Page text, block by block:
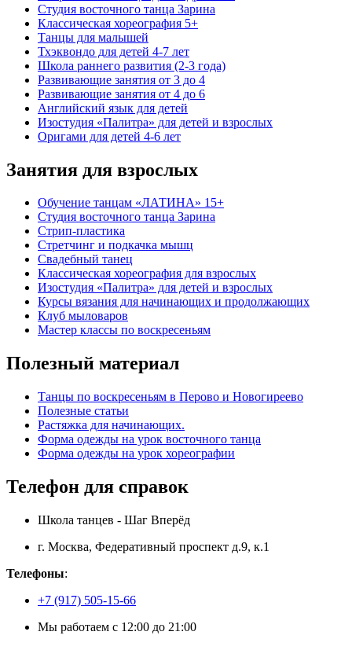
Студия восточного танца Зарина
Классическая хореография 5+
Танцы для малышей
Тхэквондо для детей 4-7 лет
Школа раннего развития (2-3 года)
Развивающие занятия от 3 до 4
Развивающие занятия от 4 до 6
Английский язык для детей
Изостудия «Палитра» для детей и взрослых
Оригами для детей 4-6 лет
Занятия для взрослых
Обучение танцам «ЛАТИНА» 15+
Студия восточного танца Зарина
Стрип-пластика
Стретчинг и подкачка мышц
Свадебный танец
Классическая хореография для взрослых
Изостудия «Палитра» для детей и взрослых
Курсы вязания для начинающих и продолжающих
Клуб мыловаров
Мастер классы по воскресеньям
Полезный материал
Танцы по воскресеньям в Перово и Новогиреево
Полезные статьи
Растяжка для начинающих.
Форма одежды на урок восточного танца
Форма одежды на урок хореографии
Телефон для справок
Школа танцев - Шаг Вперёд
г. Москва, Федеративный проспект д.9, к.1
Телефоны:
+7 (917) 505-15-66
Мы работаем с 12:00 до 21:00